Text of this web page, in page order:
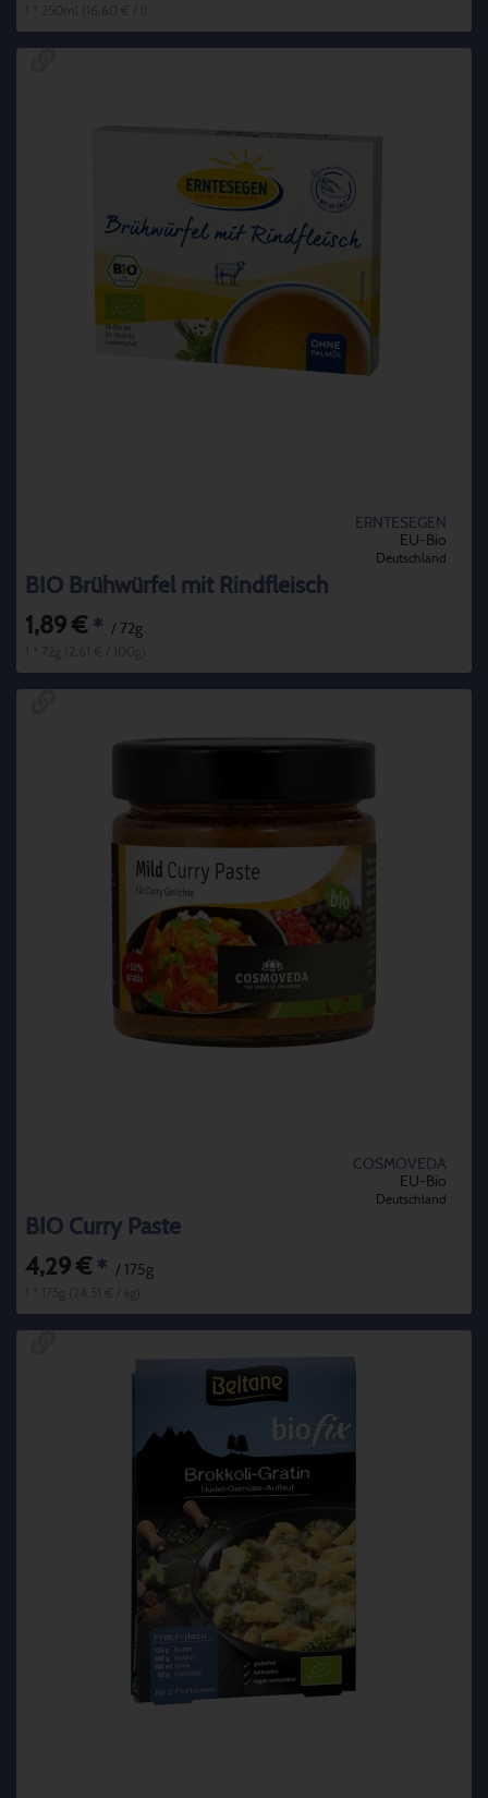
ERNTESEGEN
EU-Bio
Deutschland
BIO Brühwürfel mit Rindfleisch
1,89 € * / 72g
COSMOVEDA
EU-Bio
Deutschland
BIO Curry Paste
4,29 € * / 175g